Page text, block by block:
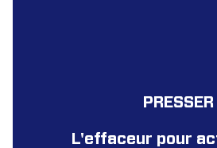
PRESSER
L'effaceur pour